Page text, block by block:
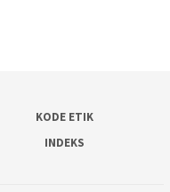
KODE ETIK
INDEKS